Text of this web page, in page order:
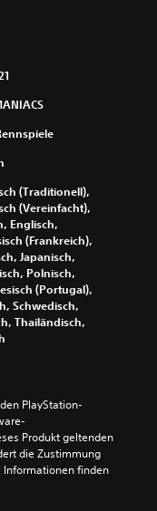
(Traditionell),
(Vereinfacht),
Englisch,
(Frankreich),
Japanisch,
Polnisch,
(Portugal),
Schwedisch,
Thailändisch,
PlayStation-
Produkt geltenden
die Zustimmung
Informationen finden